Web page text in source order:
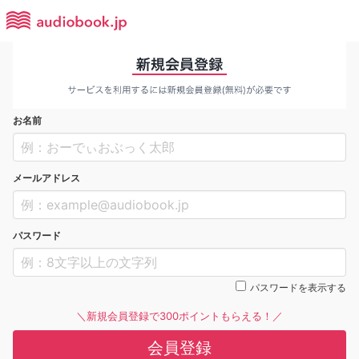
お名前
メールアドレス
パスワード
パスワードを表示する
＼新規会員登録で300ポイントもらえる！／
会員登録